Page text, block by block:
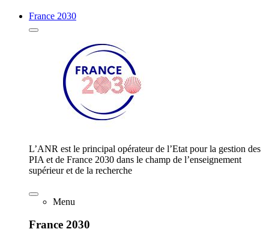
France 2030
L’ANR est le principal opérateur de l’Etat pour la gestion des
PIA et de France 2030 dans le champ de l’enseignement
supérieur et de la recherche
Menu
France 2030